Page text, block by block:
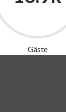
Gäste